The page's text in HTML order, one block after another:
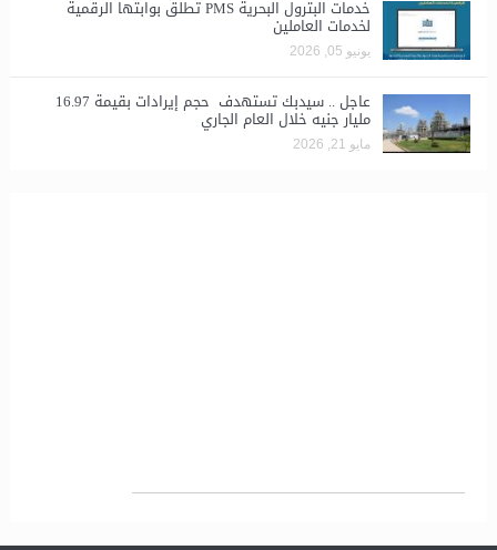
خدمات البترول البحرية PMS تطلق بوابتها الرقمية
لخدمات العاملين
يونيو 05, 2026
عاجل .. سيدبك تستهدف حجم إيرادات بقيمة 16.97
مليار جنيه خلال العام الجاري
مايو 21, 2026